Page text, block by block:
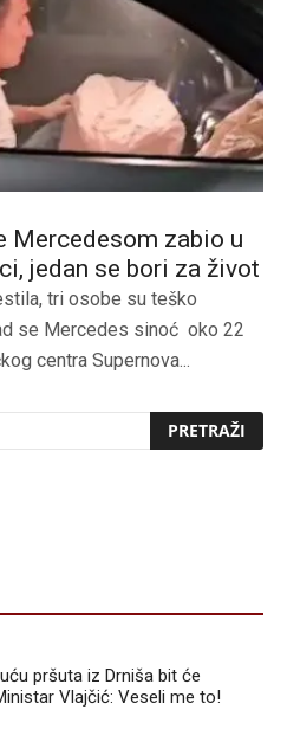
Mercedesom zabio u
jedan se bori za život
tri osobe su teško
se Mercedes sinoć oko 22
centra Supernova...
pršuta iz Drniša bit će
Vlajčić: Veseli me to!